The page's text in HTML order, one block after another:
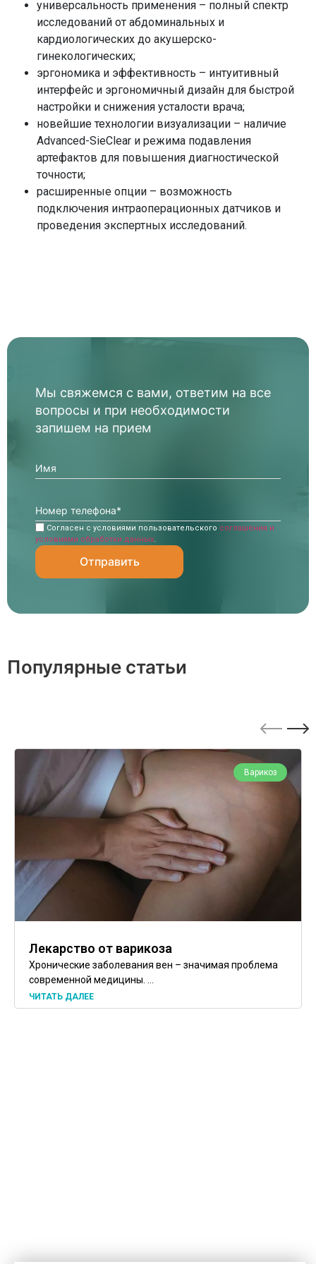
универсальность применения – полный спектр
исследований от абдоминальных и
кардиологических до акушерско-
гинекологических;
эргономика и эффективность – интуитивный
интерфейс и эргономичный дизайн для быстрой
настройки и снижения усталости врача;
новейшие технологии визуализации – наличие
Advanced-SieClear и режима подавления
артефактов для повышения диагностической
точности;
расширенные опции – возможность
подключения интраоперационных датчиков и
проведения экспертных исследований.
(вросший ноготь, трещины) без повреждения
здоровых участков.
Гигиеничность. Закрытая система удаления
отработки гарантирует стерильность и защиту от
перекрестного инфицирования.
Усиливается действие лекарств. Ультразвук
помогает мазям и растворам проникать глубже,
повышая их эффективность и сокращая
потребность в системных антибиотиках.
Бесконтактный метод для сложных ран.
Возможность обработки раны на расстоянии
позволяет очищать самые болезненные и
труднодоступные участки.
Мы свяжемся с вами, ответим на все
вопросы и при необходимости
запишем на прием
Согласен с условиями пользовательского соглашения и
условиями обработки данных
Популярные статьи
Варикоз
Лекарство от варикоза
Хронические заболевания вен – значимая проблема
современной медицины. ...
ЧИТАТЬ ДАЛЕЕ